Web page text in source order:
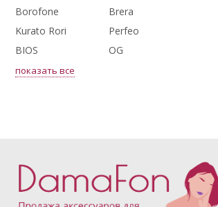
Borofone
Brera
Kurato Rori
Perfeo
BIOS
OG
показать все